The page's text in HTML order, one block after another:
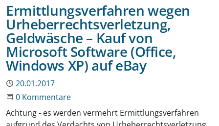
Ermittlungsverfahren wegen
Urheberrechtsverletzung,
Geldwäsche – Kauf von
Microsoft Software (Office,
Windows XP) auf eBay
Publiziert
20.01.2017
Beginne eine Unterhaltung
0 Kommentare
Achtung - es werden vermehrt Ermittlungsverfahren